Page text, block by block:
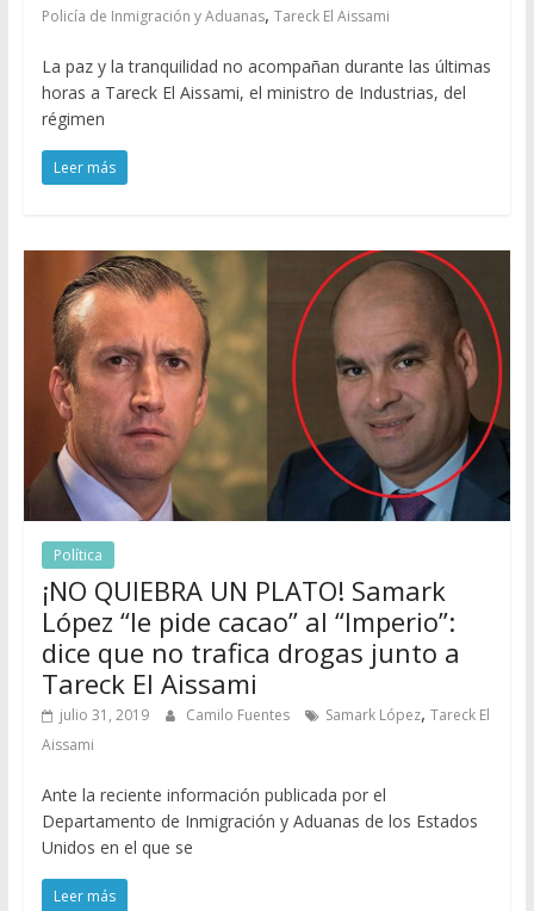
Policía de Inmigración y Aduanas, Tareck El Aissami
La paz y la tranquilidad no acompañan durante las últimas
horas a Tareck El Aissami, el ministro de Industrias, del
régimen
Leer más
Política
¡NO QUIEBRA UN PLATO! Samark
López “le pide cacao” al “Imperio”:
dice que no trafica drogas junto a
Tareck El Aissami
julio 31, 2019 Camilo Fuentes Samark López, Tareck El
Aissami
Ante la reciente información publicada por el
Departamento de Inmigración y Aduanas de los Estados
Unidos en el que se
Leer más